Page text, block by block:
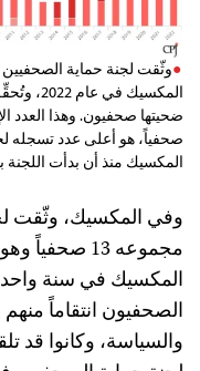
وثّقت لجنة حماية
صحفياً، هو أعلى عدد تسجله
المكسيك منذ أن بدأت اللجنة
وفي المكسيك، وثّقت
مجموعه 13 صحفياً وهو
المكسيك في سنة
الصحفيون انتقاماً
والسياسة، وكانوا قد